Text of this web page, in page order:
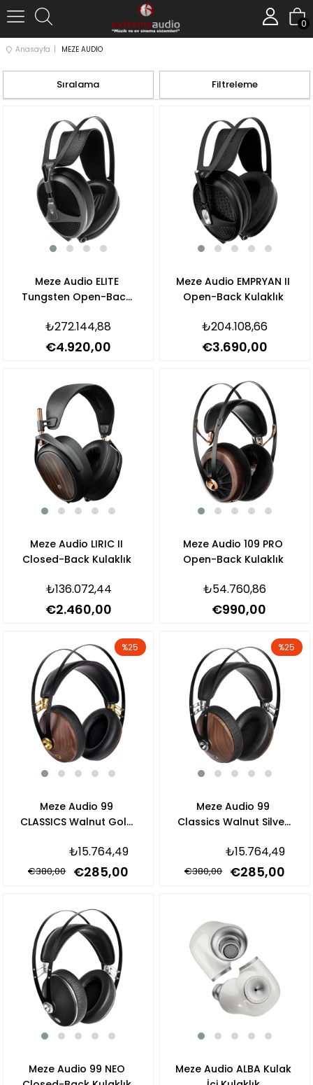
0
Anasayfa MEZE AUDIO
Filtreleme
Sıralama
Meze Audio ELITE
Tungsten Open-Back
₺272.144,88
€4.920,00
Meze Audio EMPRYAN II
Open-Back Kulaklık
₺204.108,66
€3.690,00
Meze Audio LIRIC II
Closed-Back Kulaklık
₺136.072,44
€2.460,00
Meze Audio 109 PRO
Open-Back Kulaklık
₺54.760,86
€990,00
Meze Audio 99
CLASSICS Walnut Gold
₺15.764,49
€285,00
€380,00
%25
Meze Audio 99
Classics Walnut Silver
₺15.764,49
€285,00
€380,00
%25
Meze Audio 99 NEO
Meze Audio ALBA Kulak